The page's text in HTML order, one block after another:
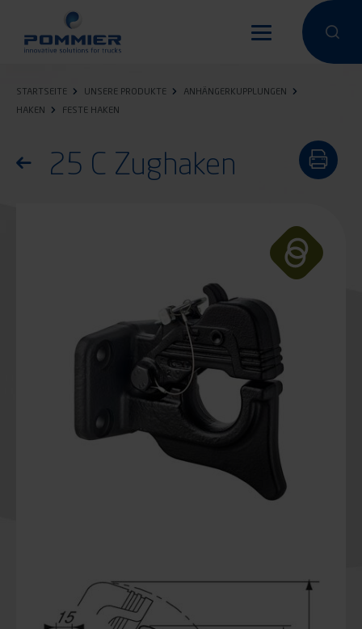
Inhalt
Eine
Eine
STARTSEITE UNSERE PRODUKTE
ANHÄNGERKUPPLUNGEN
HAKEN
FESTE HAKEN
Zurück zur Produktliste
25 C Zughaken